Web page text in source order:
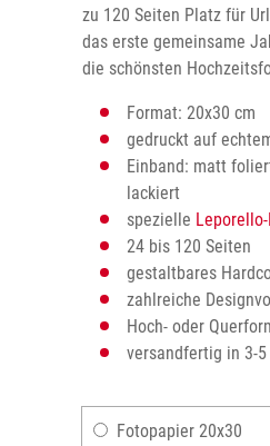
zu 120 Seiten Platz für
das erste gemeinsame
die schönsten
Format: 20x30 cm
gedruckt auf
Einband: matt
lackiert
spezielle
24 bis 120 Seiten
gestaltbares
zahlreiche
Hoch- oder
versandfertig in 3-5
Fotopapier 20x30